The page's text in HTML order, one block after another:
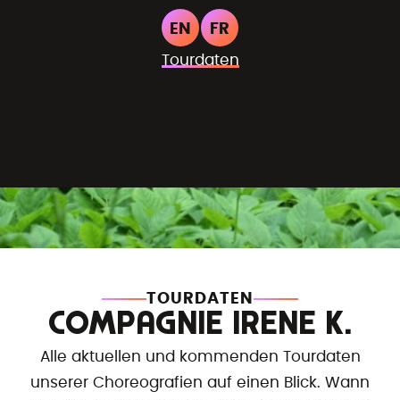
TOURDATEN
COMPAGNIE IRENE K.
Alle aktuellen und kommenden Tourdaten
unserer Choreografien auf einen Blick. Wann
EN FR
Tourdaten